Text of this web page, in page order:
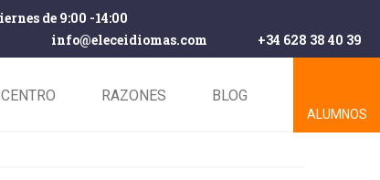
de 9:00 -14:00
info@eleceidiomas.com
+34 628 38 40 39
CENTRO RAZONES BLOG
ALUMNOS